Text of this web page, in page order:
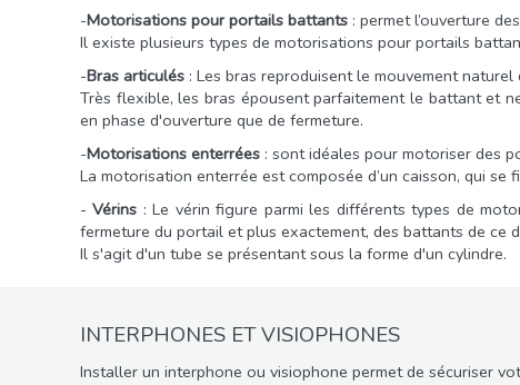
-Motorisations pour portails battants : permet l’ouverture
Il existe plusieurs types de motorisations pour portails
-Bras articulés : Les bras reproduisent le mouvement naturel
Très flexible, les bras épousent parfaitement le battant et
en phase d'ouverture que de fermeture.
-Motorisations enterrées : sont idéales pour motoriser des
La motorisation enterrée est composée d’un caisson, qui
-Vérins : Le vérin figure parmi les différents types de
fermeture du portail et plus exactement, des battants de ce
Il s'agit d'un tube se présentant sous la forme d'un cylindre.
INTERPHONES ET VISIOPHONES
Installer un interphone ou visiophone permet de sécuriser